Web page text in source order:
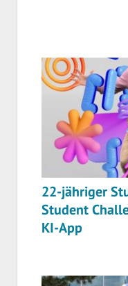
22-jähriger
Student
KI-App